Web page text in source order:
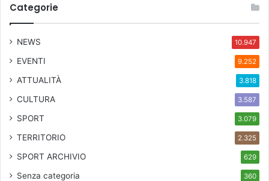
Categorie
NEWS 10.947
EVENTI 9.252
ATTUALITÀ 3.818
CULTURA 3.587
SPORT 3.079
TERRITORIO 2.325
SPORT ARCHIVIO 629
Senza categoria 360